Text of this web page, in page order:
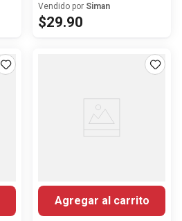
hombre
Vendido por Siman
$29.90
Agregar al carrito